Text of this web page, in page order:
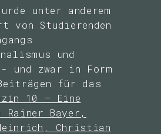
unter anderem
von Studierenden
und
- und zwar in Form
für das
10 – Eine
Rainer Bayer,
Christian